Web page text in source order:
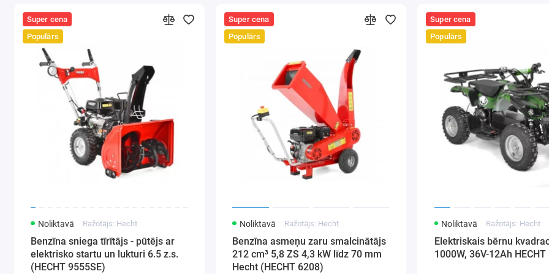
progresīvas
ir: zemas
Ergonomisks
Kompresora
tam ir arī
filtrācija,
normas,
Sertificēts
Super cena
Populārs
Noliktavā Ražotājs: Hecht
Benzīna sniega tīrītājs - pūtējs ar
elektrisko startu un lukturi 6.5 z.s.
(HECHT 9555SE)
Super cena
Populārs
Noliktavā Ražotājs: Hecht
Benzīna asmeņu zaru smalcinātājs
212 cm³ 5,8 ZS 4,3 kW līdz 70 mm
Hecht (HECHT 6208)
Super cena
Populārs
Noliktavā Ražotājs: Hecht
Elektriskais bērnu
1000W, 36V-12Ah